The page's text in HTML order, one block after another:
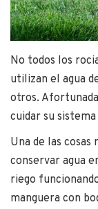
No todos los
utilizan el agua
otros.
cuidar su
Una de las
conservar agua
riego
manguera con